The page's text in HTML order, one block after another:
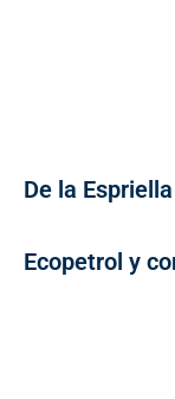
De la
Ecopetrol y